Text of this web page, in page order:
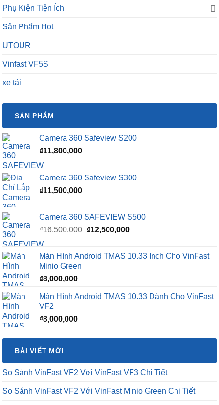
Phụ Kiện Tiện Ích
Sản Phẩm Hot
UTOUR
Vinfast VF5S
xe tải
SẢN PHẨM
Camera 360 Safeview S200
₫11,800,000
Camera 360 Safeview S300
₫11,500,000
Camera 360 SAFEVIEW S500
₫16,500,000 Giá
₫16,500,000.
₫12,500,000Giá
là:
Màn Hình Android TMAS 10.33 Inch Cho VinFast
Minio Green
₫8,000,000
Màn Hình Android TMAS 10.33 Dành Cho VinFast
VF2
₫8,000,000
BÀI VIẾT MỚI
So Sánh VinFast VF2 Với VinFast VF3 Chi Tiết
So Sánh VinFast VF2 Với VinFast Minio Green Chi Tiết